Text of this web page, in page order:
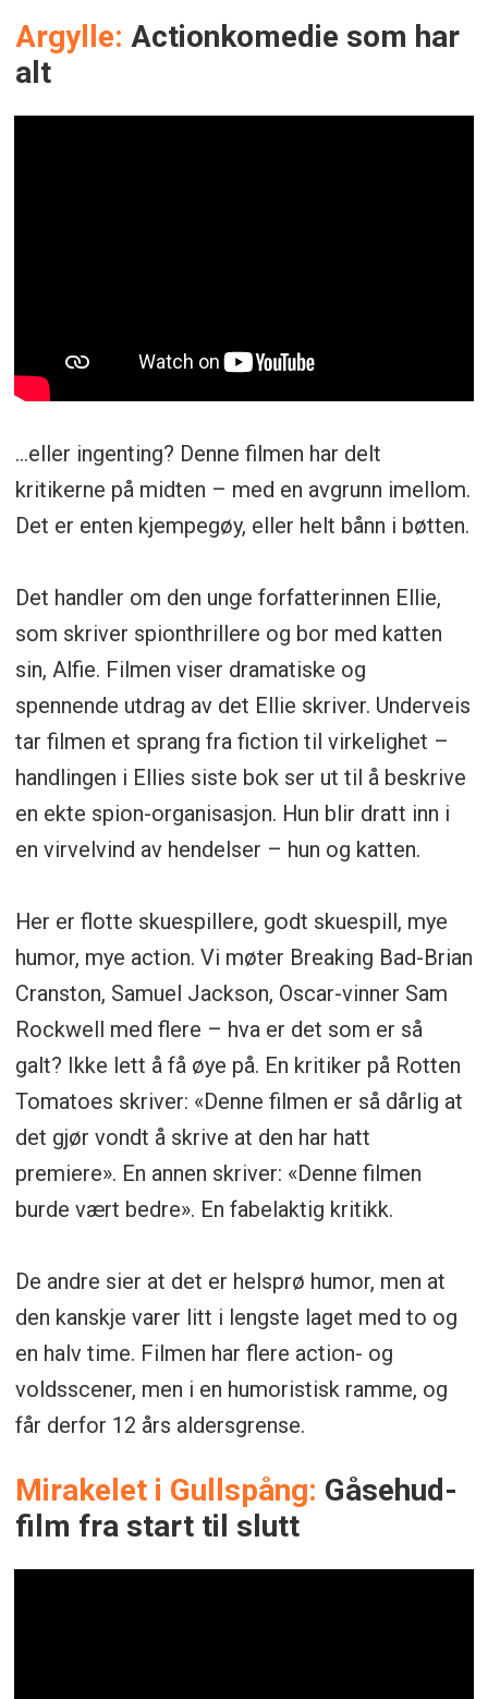
Argylle: Actionkomedie som har
alt
…eller ingenting? Denne filmen har delt
kritikerne på midten – med en avgrunn imellom.
Det er enten kjempegøy, eller helt bånn i bøtten.
Det handler om den unge forfatterinnen Ellie,
som skriver spionthrillere og bor med katten
sin, Alfie. Filmen viser dramatiske og
spennende utdrag av det Ellie skriver. Underveis
tar filmen et sprang fra fiction til virkelighet –
handlingen i Ellies siste bok ser ut til å beskrive
en ekte spion-organisasjon. Hun blir dratt inn i
en virvelvind av hendelser – hun og katten.
Her er flotte skuespillere, godt skuespill, mye
humor, mye action. Vi møter Breaking Bad-Brian
Cranston, Samuel Jackson, Oscar-vinner Sam
Rockwell med flere – hva er det som er så
galt? Ikke lett å få øye på. En kritiker på Rotten
Tomatoes skriver: «Denne filmen er så dårlig at
det gjør vondt å skrive at den har hatt
premiere». En annen skriver: «Denne filmen
burde vært bedre». En fabelaktig kritikk.
De andre sier at det er helsprø humor, men at
den kanskje varer litt i lengste laget med to og
en halv time. Filmen har flere action- og
voldsscener, men i en humoristisk ramme, og
får derfor 12 års aldersgrense.
Mirakelet i Gullspång: Gåsehud-
film fra start til slutt